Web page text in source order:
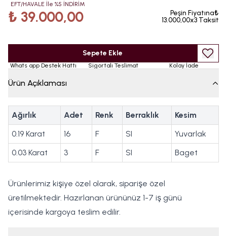
EFT/HAVALE İle %5 İNDİRİM
₺ 39.000,00
Peşin Fiyatına₺
13.000,00x3 Taksit
Sepete Ekle
Whats app Destek Hattı Sigortalı Teslimat Kolay İade
Ürün Açıklaması
Ağırlık Adet Renk Berraklık
Kesim
0.19 Karat
16 F SI
Yuvarlak
0.03 Karat
3 F SI Baget
Ürünlerimiz kişiye özel olarak, siparişe özel
üretilmektedir. Hazırlanan ürününüz 1-7 iş günü
içerisinde kargoya teslim edilir.